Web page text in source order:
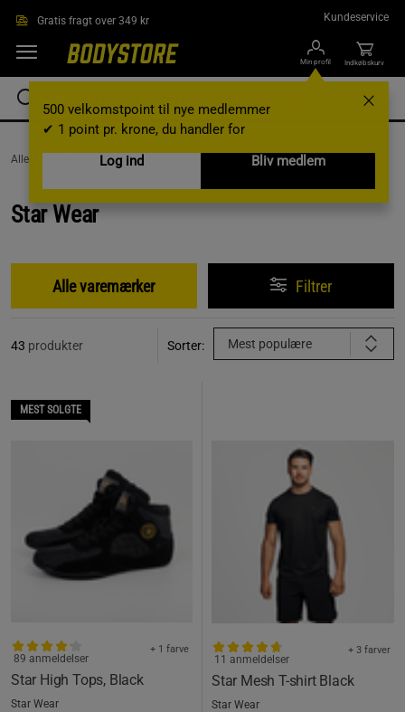
Gratis fragt over 349 kr Kundeservice
Min profil
500 velkomstpoint til nye medlemmer
✔ 1 point pr. krone, du handler for
Log ind
Bliv medlem
Indkøbskurv
AlleVaremærker / Star Wear
Star Wear
Alle varemærker Filtrer
43 produkter Sorter: Mest populære
MEST SOLGTE
Star High Tops, Black
+ 1 farve
89 anmeldelser
Star Wear
Star Mesh T-shirt Black
+ 3 farver
11 anmeldelser
Star Wear